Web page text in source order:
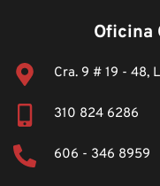
Oficina
Cra. 9 # 19 - 48,
310 824 6286
606 - 346 8959